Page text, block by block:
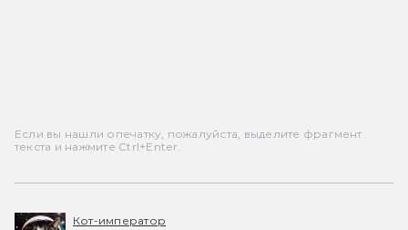
Если вы нашли опечатку, пожалуйста, выделите фрагмент
текста и нажмите Ctrl+Enter.
Кот-император